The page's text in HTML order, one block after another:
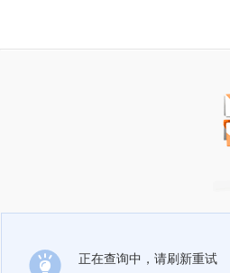
正在查询中，请刷新重试